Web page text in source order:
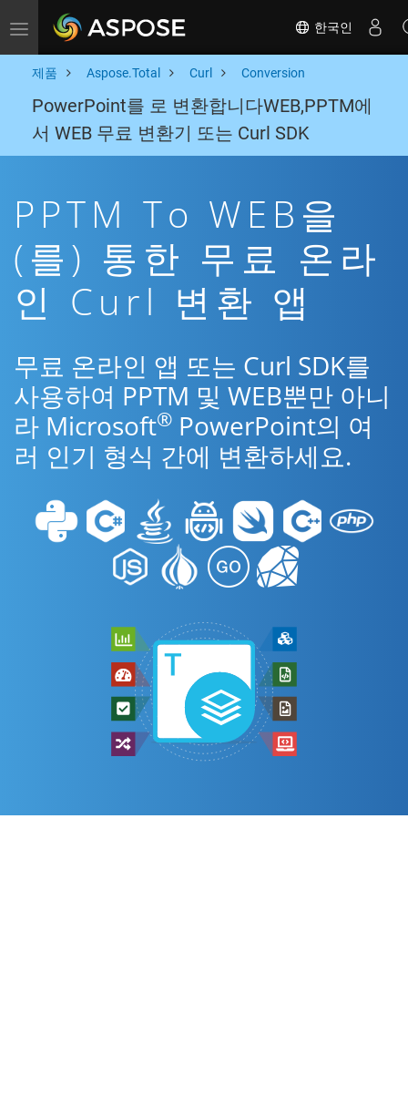
Toggle navigation 한국인
제품 Aspose.Total Curl Conversion
PowerPoint를 로 변환합니다WEB,PPTM에
서 WEB 무료 변환기 또는 Curl SDK
PPTM To WEB을
(를) 통한 무료 온라
인 Curl 변환 앱
무료 온라인 앱 또는 Curl SDK를
사용하여 PPTM 및 WEB뿐만 아니
라 Microsoft® PowerPoint의 여
러 인기 형식 간에 변환하세요.